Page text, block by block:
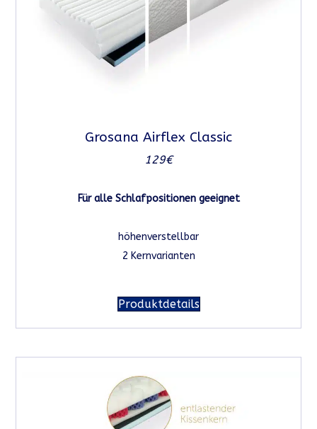
Grosana Airflex Classic
129€
Für alle Schlafpositionen geeignet
höhenverstellbar
2 Kernvarianten
Produktdetails